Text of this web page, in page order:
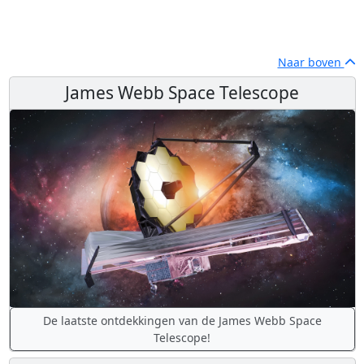
Naar boven
James Webb Space Telescope
De laatste ontdekkingen van de James Webb Space
Telescope!